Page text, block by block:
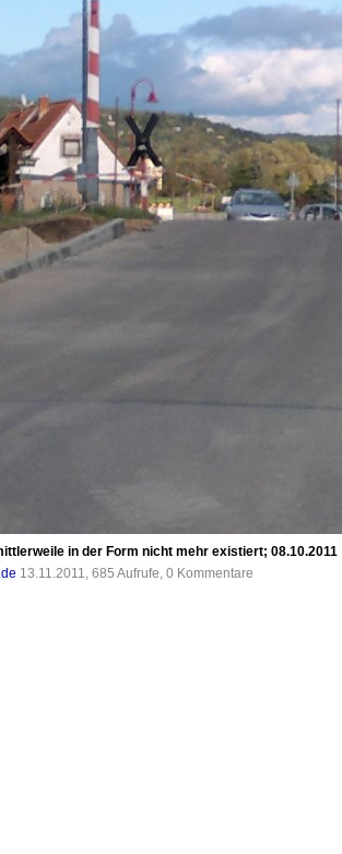
in der Form nicht mehr existiert; 08.10.2011
13.11.2011, 685 Aufrufe, 0 Kommentare